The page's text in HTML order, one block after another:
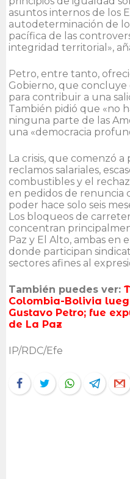
asuntos internos de los
autodeterminación de
pacífica de las
integridad territorial»,
Petro, entre tanto,
Gobierno, que concluye
para contribuir a una
También pidió que «no
ninguna parte de las
una «democracia
La crisis, que comenzó
reclamos salariales,
combustibles y el
en pedidos de renuncia
poder hace solo seis
Los bloqueos de
concentran
Paz y El Alto, ambas en
donde participan
sectores afines al
También puedes ver:
Colombia-Bolivia
Gustavo Petro; fue
de La Paz
IP/RDC/Efe